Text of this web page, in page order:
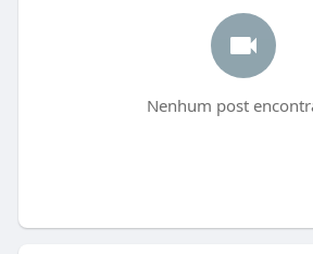
Nenhum post